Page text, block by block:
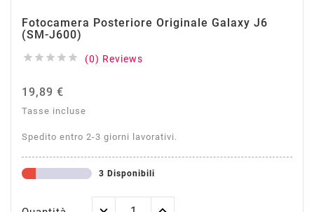
Fotocamera Posteriore Originale Galaxy J6
(SM-J600)
     (0) Reviews
19,89 €
Tasse incluse
Spedito entro 2-3 giorni lavorativi.
3 Disponibili